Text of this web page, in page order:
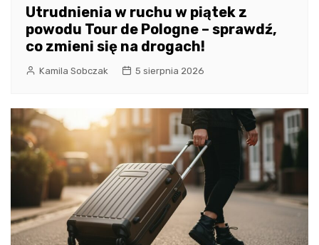
Utrudnienia w ruchu w piątek z
powodu Tour de Pologne – sprawdź,
co zmieni się na drogach!
Kamila Sobczak 5 sierpnia 2026